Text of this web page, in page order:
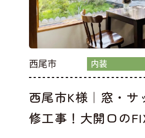
西尾市 内装
西尾市K様｜窓・サ
修工事！大開口の